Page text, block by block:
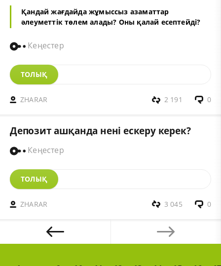
Қандай жағдайда жұмыссыз азаматтар
әлеуметтік төлем алады? Оны қалай есептейді?
Кеңестер
ТОЛЫҚ
ZHARAR 0
2 191
Депозит ашқанда нені ескеру керек?
Кеңестер
ТОЛЫҚ
ZHARAR 0
3 045